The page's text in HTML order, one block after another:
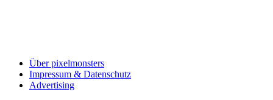
Über pixelmonsters
Impressum & Datenschutz
Advertising